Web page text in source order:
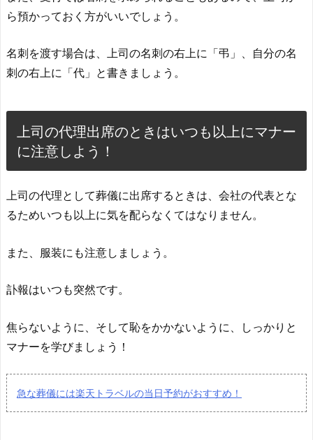
ら預かっておく方がいいでしょう。
名刺を渡す場合は、上司の名刺の右上に「弔」、自分の名
刺の右上に「代」と書きましょう。
上司の代理出席のときはいつも以上にマナー
に注意しよう！
上司の代理として葬儀に出席するときは、会社の代表とな
るためいつも以上に気を配らなくてはなりません。
また、服装にも注意しましょう。
訃報はいつも突然です。
焦らないように、そして恥をかかないように、しっかりと
マナーを学びましょう！
急な葬儀には楽天トラベルの当日予約がおすすめ！